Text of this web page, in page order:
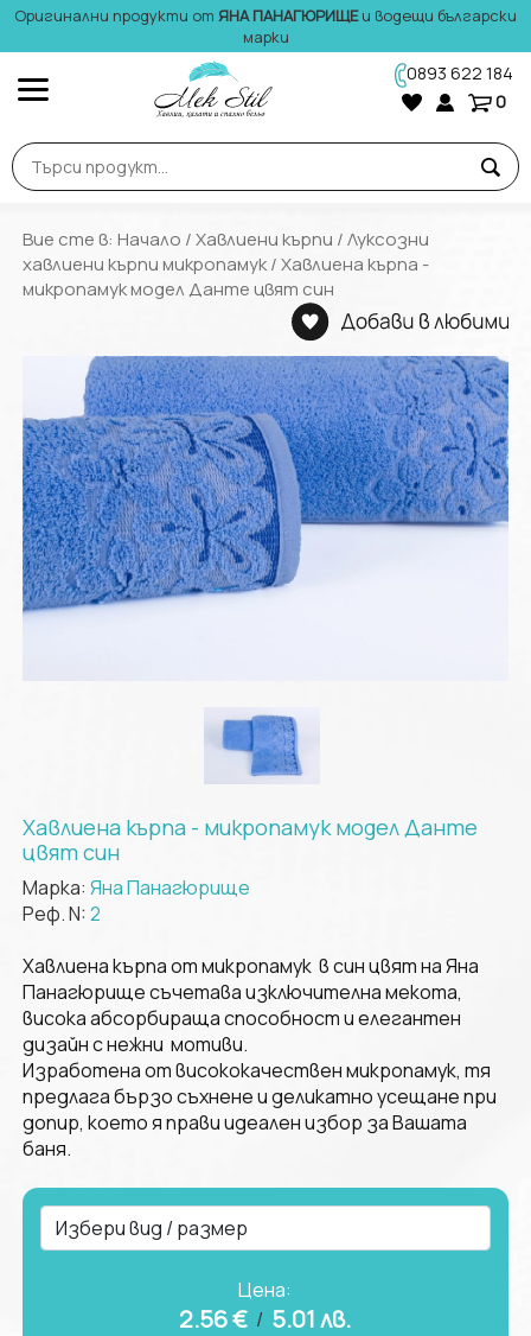
Оригинални продукти от ЯНА ПАНАГЮРИЩЕи водещи български
марки
0893 622 184
0
Вие сте в: Начало /Хавлиени кърпи /Луксозни
хавлиени кърпи микропамук/ Хавлиена кърпа -
микропамук модел Данте цвят син
Хавлиена кърпа - микропамук модел Данте
цвят син
Марка: Яна Панагюрище
Реф. N:2
Хавлиена кърпа от микропамук в син цвят на Яна
Панагюрище съчетава изключителна мекота,
висока абсорбираща способност и елегантен
дизайн с нежни мотиви.
Изработена от висококачествен микропамук, тя
предлага бързо съхнене и деликатно усещане при
допир, което я прави идеален избор за Вашата
баня.
Цена:
2.56 € / 5.01лв.